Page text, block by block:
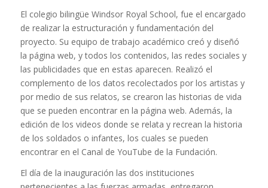
El colegio bilingüe Windsor Royal School, fue el encargado
de realizar la estructuración y fundamentación del
proyecto. Su equipo de trabajo académico creó y diseñó
la página web, y todos los contenidos, las redes sociales y
las publicidades que en estas aparecen. Realizó el
complemento de los datos recolectados por los artistas y
por medio de sus relatos, se crearon las historias de vida
que se pueden encontrar en la página web. Además, la
edición de los videos donde se relata y recrean la historia
de los soldados o infantes, los cuales se pueden
encontrar en el Canal de YouTube de la Fundación.
El día de la inauguración las dos instituciones